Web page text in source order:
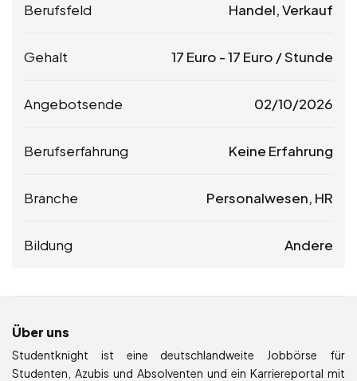
Berufsfeld Handel, Verkauf
Gehalt 17 Euro -17 Euro / Stunde
Angebotsende 02/10/2026
Berufserfahrung Keine Erfahrung
Branche Personalwesen, HR
Bildung Andere
Über uns
Studentknight ist eine deutschlandweite Jobbörse für
Studenten, Azubis und Absolventen und ein Karriereportal mit